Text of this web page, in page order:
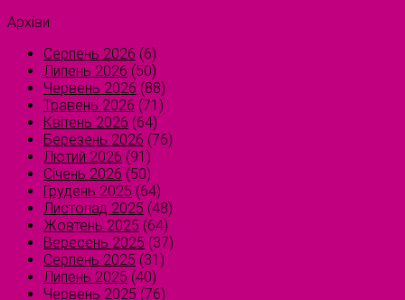
Архіви
Серпень 2026 (6)
Липень 2026 (50)
Червень 2026 (88)
Травень 2026 (71)
Квітень 2026 (64)
Березень 2026 (76)
Лютий 2026 (91)
Січень 2026 (50)
Грудень 2025 (64)
Листопад 2025 (48)
Жовтень 2025 (64)
Вересень 2025 (37)
Серпень 2025 (31)
Липень 2025 (40)
Червень 2025 (76)